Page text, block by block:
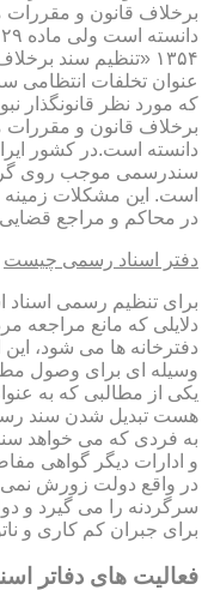
برخلاف قانون و
۱۳۵۴ «تنظیم سند
عنوان تخلفات انتظامی
که مورد نظر قانونگذار
برخلاف قانون و
دانسته است.در کشور
سندرسمی موجب روی
است. این مشکلات
در محاکم و مراجع
دفتر اسناد رسمی چیست
برای تنظیم رسمی اسناد
دلایلی که مانع مراجعه
دفترخانه ها می شود،
وسیله ای برای وصول
یکی از مطالبی که به
هست تبدیل شدن سند
به فردی که می خواهد
و ادارات دیگر گواهی
در واقع دولت زورش
سرگردنه را می گیرد و
برای جبران کم کاری و
فعالیت های دفاتر